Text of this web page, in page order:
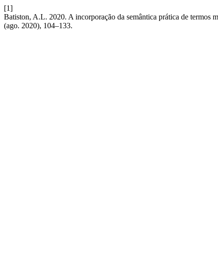
[1]
Batiston, A.L. 2020. A incorporação da semântica prática de
(ago. 2020), 104–133.